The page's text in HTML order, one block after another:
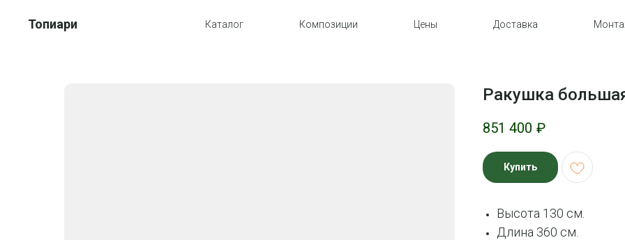
Топиари Каталог Композиции Цены Доставка
Ракушка
851 400 ₽
Купить
Высота 130 см.
Длина 360 см.